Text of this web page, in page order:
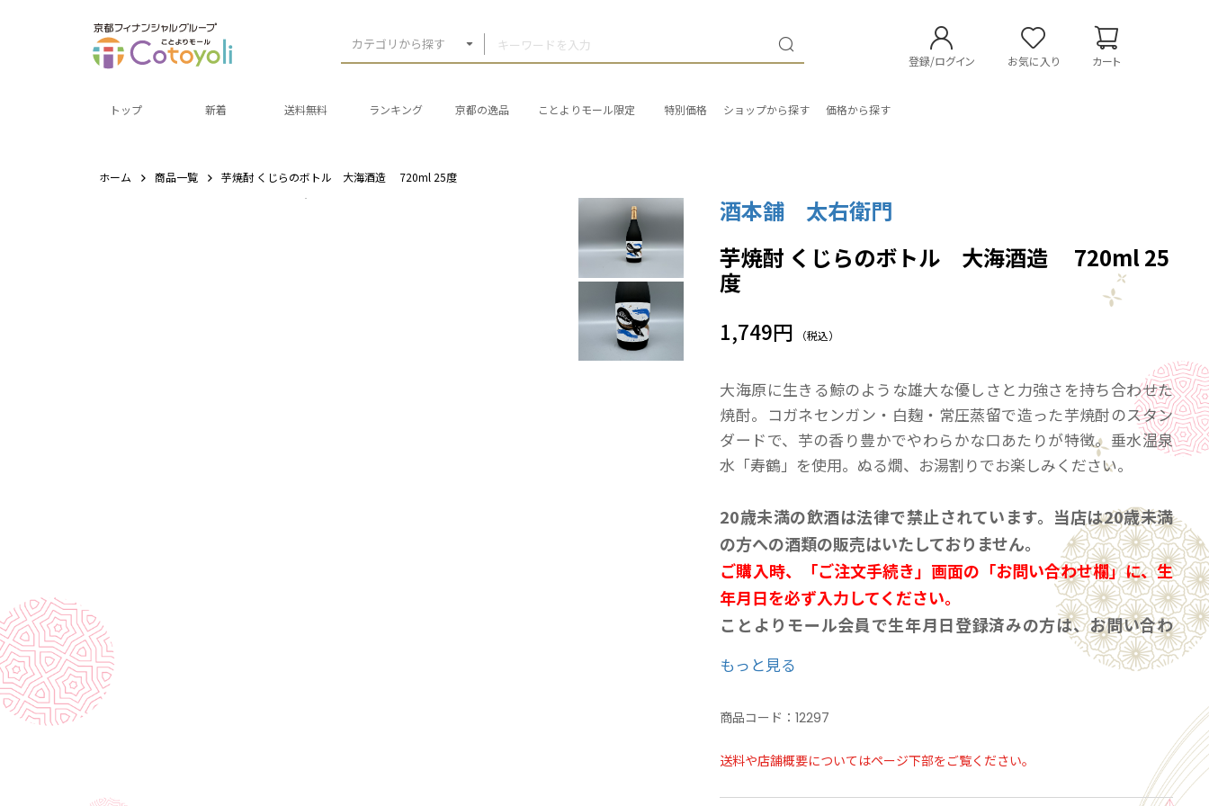
カテゴリから探す
登録/ログイン お気に入り カート
トップ 新着 送料無料 ランキング 京都の逸品 ことよりモール限定 特別価格 ショップから探す 価格から探す
ホーム 商品一覧 芋焼酎 くじらのボトル 大海酒造 720ml 25度
酒本舗 太右衛門
芋焼酎 くじらのボトル 大海酒造 720ml 25
度
1,749円 （税込）
大海原に生きる鯨のような雄大な優しさと力強さを持ち合わせた
焼酎。コガネセンガン・白麹・常圧蒸留で造った芋焼酎のスタン
ダードで、芋の香り豊かでやわらかな口あたりが特徴。垂水温泉
水「寿鶴」を使用。ぬる燗、お湯割りでお楽しみください。
20歳未満の飲酒は法律で禁止されています。当店は20歳未満
の方への酒類の販売はいたしておりません。
ご購入時、「ご注文手続き」画面の「お問い合わせ欄」に、生
年月日を必ず入力してください。
ことよりモール会員で生年月日登録済みの方は、お問い合わ
もっと見る
商品コード：12297
送料や店舗概要についてはページ下部をご覧ください。